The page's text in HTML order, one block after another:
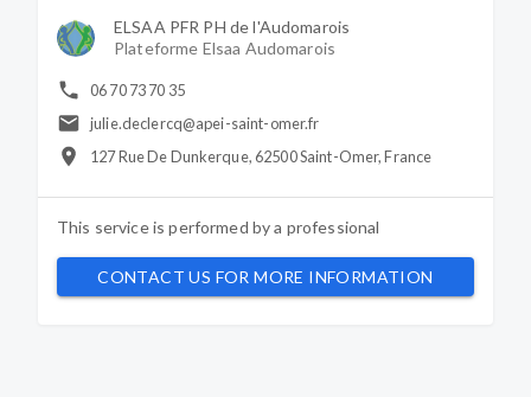
ELSAA PFR PH de l'Audomarois
Plateforme Elsaa Audomarois
06 70 73 70 35
julie.declercq@apei-saint-omer.fr
127 Rue De Dunkerque, 62500 Saint-Omer, France
This service is performed by a professional
CONTACT US FOR MORE INFORMATION